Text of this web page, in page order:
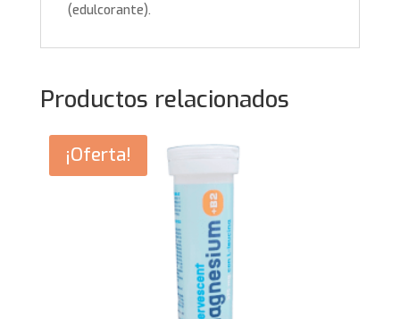
(edulcorante).
Productos relacionados
¡Oferta!